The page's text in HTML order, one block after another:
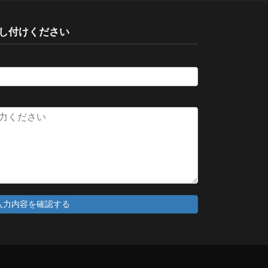
付けください